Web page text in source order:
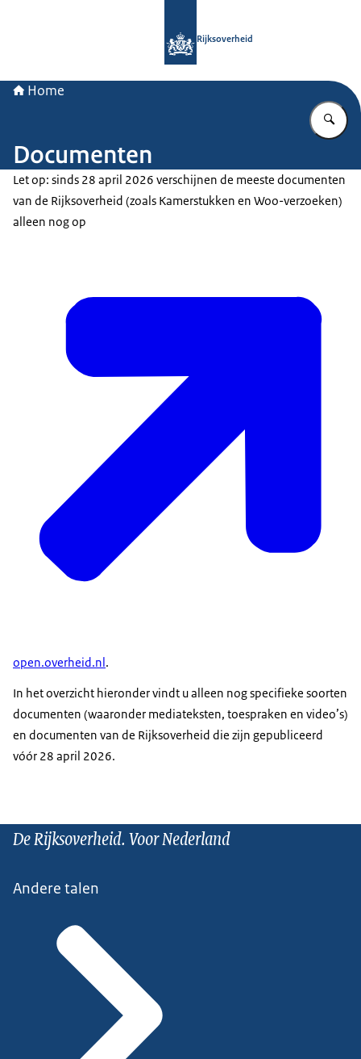
Rijksoverheid
Home
Documenten
Let op: sinds 28 april 2026 verschijnen de meeste documenten
van de Rijksoverheid (zoals Kamerstukken en Woo-verzoeken)
alleen nog op
open.overheid.nl.
In het overzicht hieronder vindt u alleen nog specifieke soorten
documenten (waaronder mediateksten, toespraken en video’s)
en documenten van de Rijksoverheid die zijn gepubliceerd
vóór 28 april 2026.
De Rijksoverheid. Voor Nederland
Andere talen